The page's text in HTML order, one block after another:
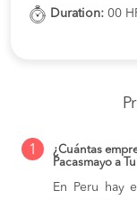
Duration: 00
1
¿Cuántas
Pacasmayo a
En Peru hay